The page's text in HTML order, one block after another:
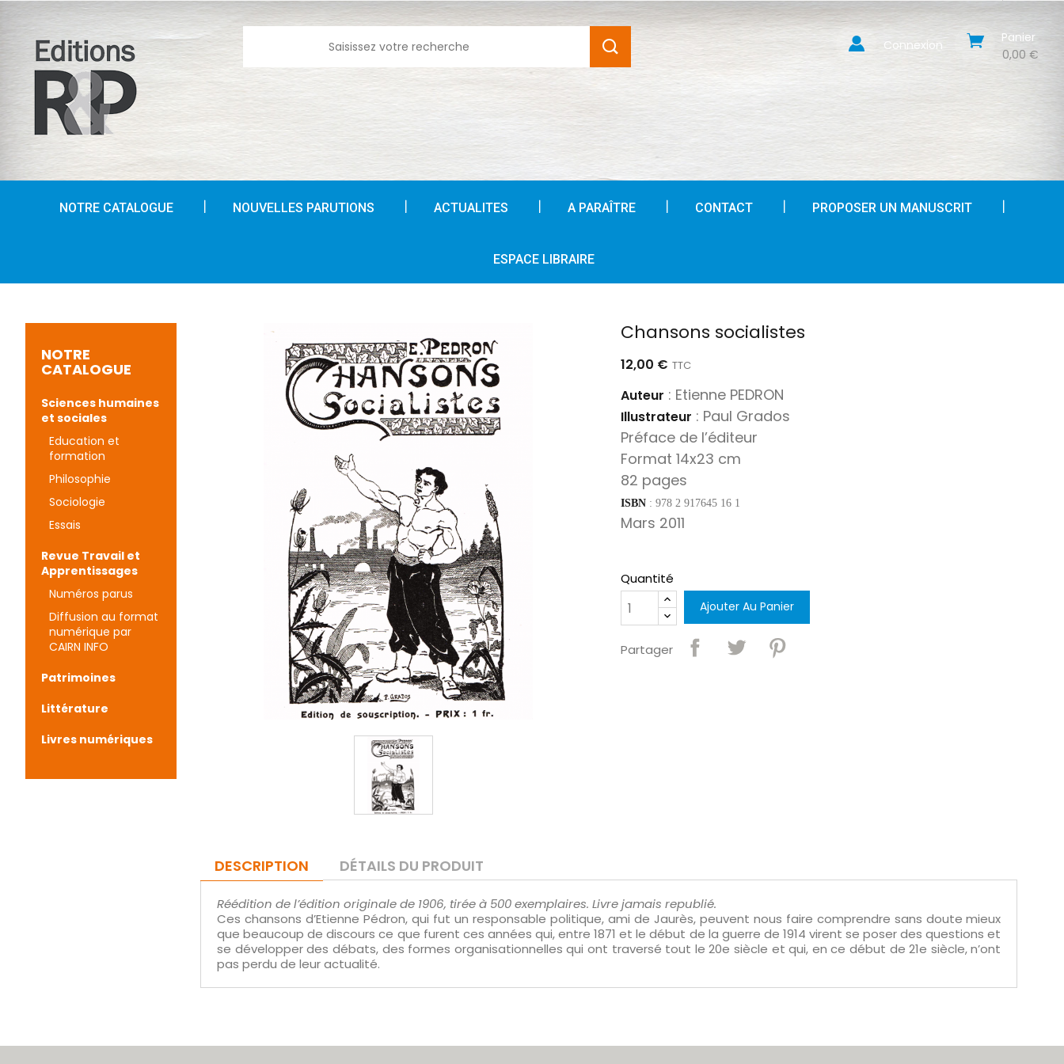
Panier
0,00 €
Connexion
NOTRE CATALOGUE NOUVELLES PARUTIONS ACTUALITES A PARAÎTRE CONTACT PROPOSER UN MANUSCRIT
ESPACE LIBRAIRE
NOTRE
CATALOGUE
Sciences humaines
et sociales
Education et
formation
Philosophie
Sociologie
Essais
Revue Travail et
Apprentissages
Numéros parus
Diffusion au format
numérique par
CAIRN INFO
Patrimoines
Littérature
Livres numériques
Chansons socialistes
12,00 € TTC
Auteur : Etienne PEDRON
Illustrateur : Paul Grados
Préface de l’éditeur
Format 14x23 cm
82 pages
ISBN : 978 2 917645 16 1
Mars 2011
Quantité
Ajouter Au Panier
Partager
DESCRIPTION DÉTAILS DU PRODUIT
Réédition de l’édition originale de 1906, tirée à 500 exemplaires. Livre jamais republié.
Ces chansons d’Etienne Pédron, qui fut un responsable politique, ami de Jaurès, peuvent nous faire comprendre sans doute mieux
que beaucoup de discours ce que furent ces années qui, entre 1871 et le début de la guerre de 1914 virent se poser des questions et
se développer des débats, des formes organisationnelles qui ont traversé tout le 20e siècle et qui, en ce début de 21e siècle, n’ont
pas perdu de leur actualité.